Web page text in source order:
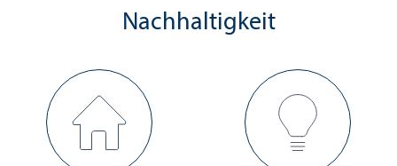
Nachhaltigkeit